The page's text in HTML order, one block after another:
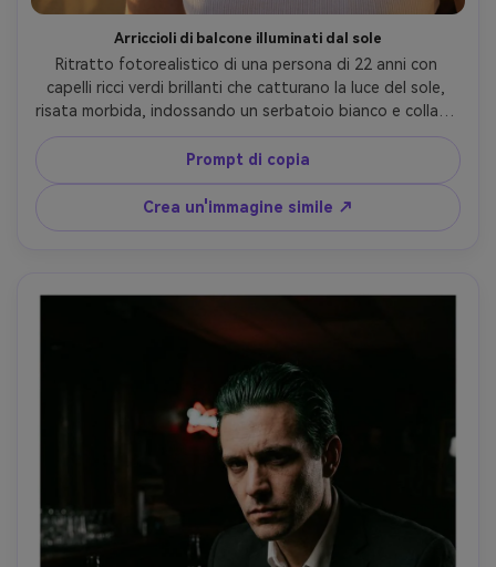
Arriccioli di balcone illuminati dal sole
Ritratto fotorealistico di una persona di 22 anni con
capelli ricci verdi brillanti che catturano la luce del sole,
risata morbida, indossando un serbatoio bianco e collane
a strati, balcone con piante e sfocatura della città, forte
luce laterale naturale con riempimento di rimbalzo, Fujifilm
X-T5, 56mm f/1.2, primo piano, umore vivace caldo, colore
accurato senza verde colato sulla pelle, messa a fuoco
nitida, alta risoluzione- -ar 4:5
Prompt di copia
Crea un'immagine simile ↗